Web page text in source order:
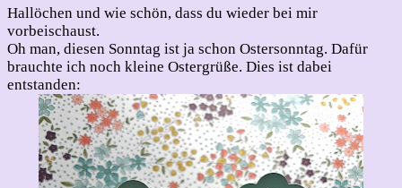
Hallöchen und wie schön, dass du wieder bei mir
vorbeischaust.
Oh man, diesen Sonntag ist ja schon Ostersonntag. Dafür
brauchte ich noch kleine Ostergrüße. Dies ist dabei
entstanden: